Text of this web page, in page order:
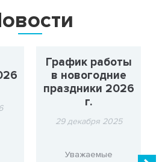
График работы
в новогодние
праздники 2026
г.
29 декабря 2025
Уважаемые